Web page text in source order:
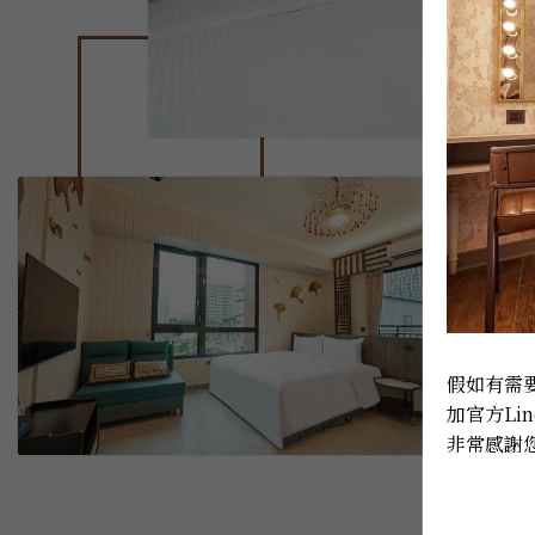
假如有需
加官方
非常感謝